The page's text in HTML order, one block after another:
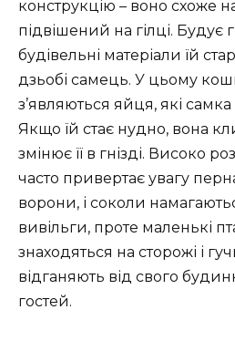
конструкцію – воно схоже
підвішений на гілці. Будує
будівельні матеріали їй
дзьобі самець. У цьому
з’являються яйця, які
Якщо їй стає нудно, вона
змінює її в гнізді. Високо
часто привертає увагу
ворони, і соколи
вивільги, проте маленькі
знаходяться на сторожі і
відганяють від свого
гостей.